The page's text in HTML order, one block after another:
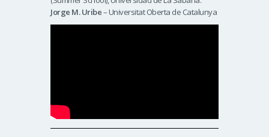
Jorge M. Uribe– Universitat Oberta de Catalunya